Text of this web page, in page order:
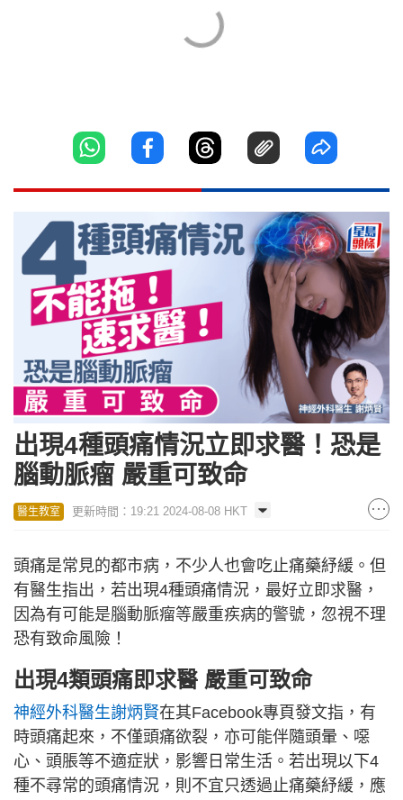
出現4種頭痛情況立即求醫！恐是
腦動脈瘤 嚴重可致命
醫生教室 更新時間：19:21 2024-08-08 HKT
頭痛是常見的都市病，不少人也會吃止痛藥紓緩。但
有醫生指出，若出現4種頭痛情況，最好立即求醫，
因為有可能是腦動脈瘤等嚴重疾病的警號，忽視不理
恐有致命風險！
出現4類頭痛即求醫 嚴重可致命
神經外科醫生謝炳賢在其Facebook專頁發文指，有
時頭痛起來，不僅頭痛欲裂，亦可能伴隨頭暈、噁
心、頭脹等不適症狀，影響日常生活。若出現以下4
種不尋常的頭痛情況，則不宜只透過止痛藥紓緩，應